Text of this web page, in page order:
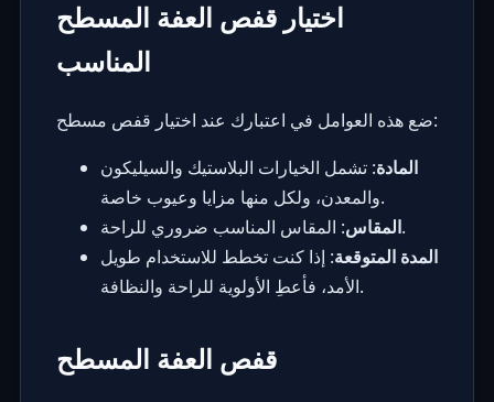
اختيار قفص العفة المسطح
المناسب
ضع هذه العوامل في اعتبارك عند اختيار قفص مسطح:
المادة: تشمل الخيارات البلاستيك والسيليكون
والمعدن، ولكل منها مزايا وعيوب خاصة.
المقاس: المقاس المناسب ضروري للراحة.
المدة المتوقعة: إذا كنت تخطط للاستخدام طويل
الأمد، فأعطِ الأولوية للراحة والنظافة.
قفص العفة المسطح